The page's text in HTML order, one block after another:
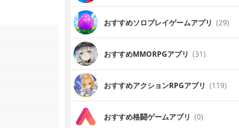
おすすめソロプレイゲームアプリ (29)
おすすめ MMORPGアプリ (31)
おすすめアクションRPGアプリ (119)
おすすめ格闘ゲームアプリ (0)